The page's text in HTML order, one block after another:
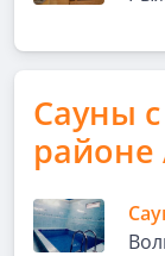
Сауны
районе